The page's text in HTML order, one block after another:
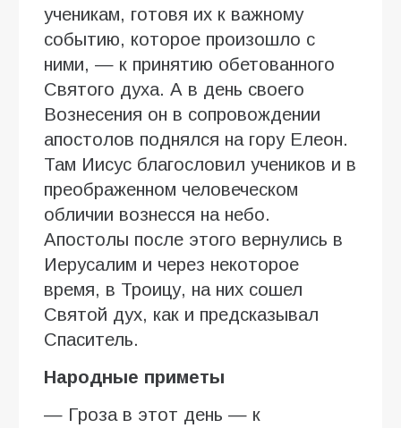
ученикам, готовя их к важному
событию, которое произошло с
ними, — к принятию обетованного
Святого духа. А в день своего
Вознесения он в сопровождении
апостолов поднялся на гору Елеон.
Там Иисус благословил учеников и в
преображенном человеческом
обличии вознесся на небо.
Апостолы после этого вернулись в
Иерусалим и через некоторое
время, в Троицу, на них сошел
Святой дух, как и предсказывал
Спаситель.
Народные приметы
— Гроза в этот день — к